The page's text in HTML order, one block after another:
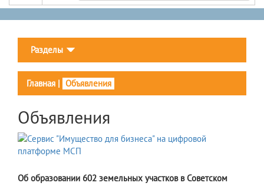
Разделы
Главная | Объявления
Объявления
Об образовании 602 земельных участков в Советском